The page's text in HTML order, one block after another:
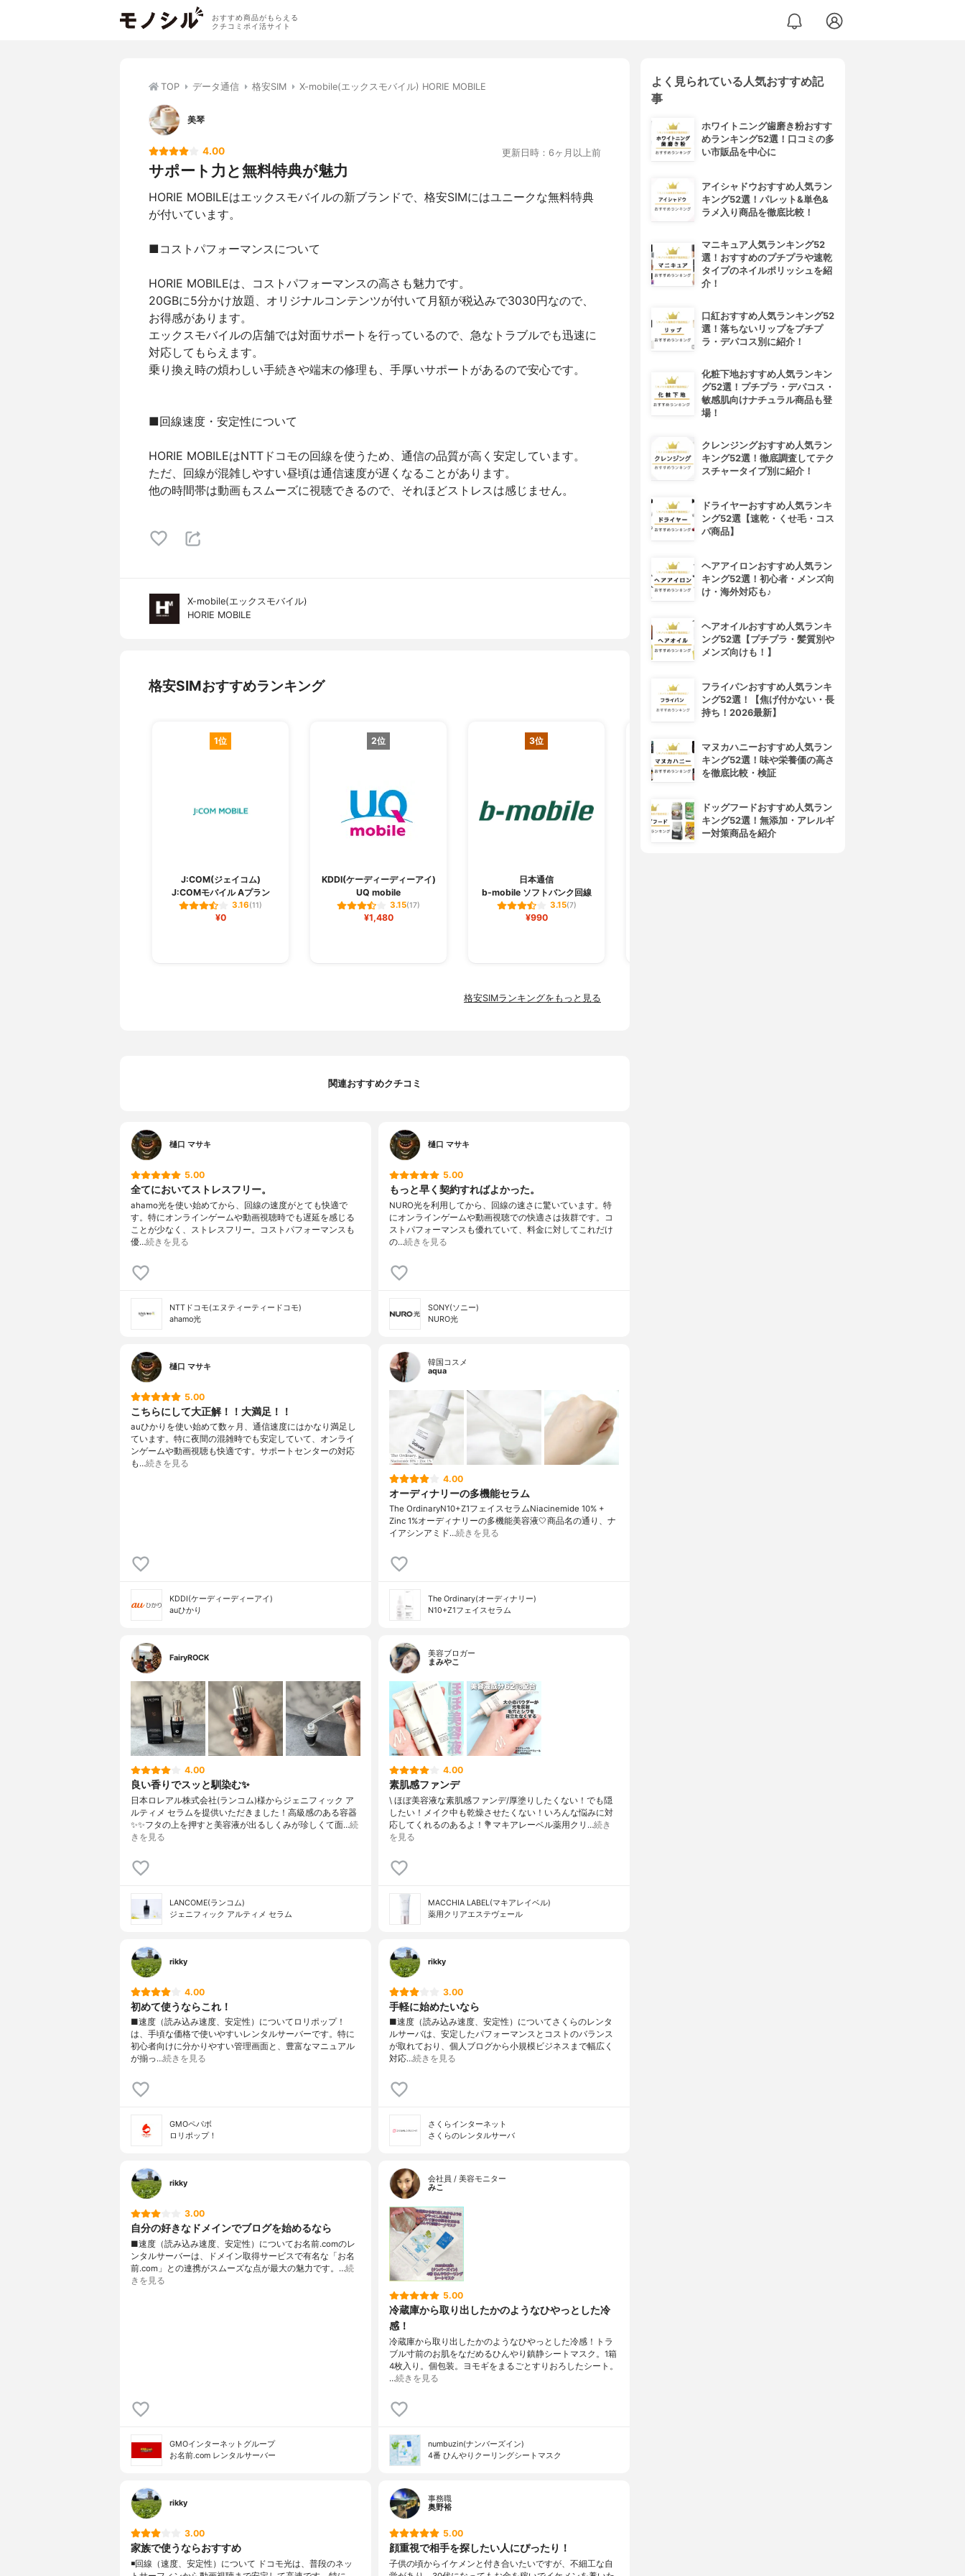
おすすめ商品がもらえる
クチコミポイ活サイト
TOP データ通信 格安SIM X-mobile(エックスモバイル) HORIE MOBILE
美琴
4.00 更新日時：6ヶ月以上前
サポート力と無料特典が魅力
HORIE MOBILEはエックスモバイルの新ブランドで、格安SIMにはユニークな無料特典
が付いています。
■コストパフォーマンスについて
HORIE MOBILEは、コストパフォーマンスの高さも魅力です。
20GBに5分かけ放題、オリジナルコンテンツが付いて月額が税込みで3030円なので、
お得感があります。
エックスモバイルの店舗では対面サポートを行っているので、急なトラブルでも迅速に
対応してもらえます。
乗り換え時の煩わしい手続きや端末の修理も、手厚いサポートがあるので安心です。
■回線速度・安定性について
HORIE MOBILEはNTTドコモの回線を使うため、通信の品質が高く安定しています。
ただ、回線が混雑しやすい昼頃は通信速度が遅くなることがあります。
他の時間帯は動画もスムーズに視聴できるので、それほどストレスは感じません。
X-mobile(エックスモバイル)
HORIE MOBILE
格安SIMおすすめランキング
1位
J:COM(ジェイコム)
J:COMモバイル Aプラン
3.16(11)
¥0
2位
KDDI(ケーディーディーアイ)
UQ mobile
3.15(17)
¥1,480
3位
日本通信
b-mobile ソフトバンク回線
3.15(7)
¥990
4位
格安SIMランキングをもっと見る
関連おすすめクチコミ
樋口 マサキ
5.00
全てにおいてストレスフリー。
ahamo光を使い始めてから、回線の速度がとても快適で
す。特にオンラインゲームや動画視聴時でも遅延を感じる
ことが少なく、ストレスフリー。コストパフォーマンスも
優…続きを見る
NTTドコモ(エヌティーティードコモ)
ahamo光
樋口 マサキ
5.00
もっと早く契約すればよかった。
NURO光を利用してから、回線の速さに驚いています。特
にオンラインゲームや動画視聴での快適さは抜群です。コ
ストパフォーマンスも優れていて、料金に対してこれだけ
の…続きを見る
SONY(ソニー)
NURO光
樋口 マサキ
5.00
こちらにして大正解！！大満足！！
auひかりを使い始めて数ヶ月、通信速度にはかなり満足し
ています。特に夜間の混雑時でも安定していて、オンライ
ンゲームや動画視聴も快適です。サポートセンターの対応
も…続きを見る
KDDI(ケーディーディーアイ)
auひかり
韓国コスメ
aqua
4.00
オーディナリーの多機能セラム
The OrdinaryN10+Z1フェイスセラムNiacinemide 10% +
Zinc 1%オーディナリーの多機能美容液🤍商品名の通り、ナ
イアシンアミド…続きを見る
The Ordinary(オーディナリー)
N10+Z1フェイスセラム
FairyROCK
4.00
良い香りでスッと馴染む✨
日本ロレアル株式会社(ランコム)様からジェニフィック ア
ルティメ セラムを提供いただきました！高級感のある容器
✨✨フタの上を押すと美容液が出るしくみが珍しくて面…続
きを見る
LANCOME(ランコム)
ジェニフィック アルティメ セラム
美容ブロガー
まみやこ
4.00
素肌感ファンデ
\ ほぼ美容液な素肌感ファンデ/⁡厚塗りしたくない！でも隠
したい！メイク中も乾燥させたくない！いろんな悩みに対
応してくれるのあるよ！⁡⁡💐マキアレーベル薬用クリ…続き
を見る
MACCHIA LABEL(マキアレイベル)
薬用クリアエステヴェール
rikky
4.00
初めて使うならこれ！
■速度（読み込み速度、安定性）についてロリポップ！
は、手頃な価格で使いやすいレンタルサーバーです。特に
初心者向けに分かりやすい管理画面と、豊富なマニュアル
が揃っ…続きを見る
GMOペパボ
ロリポップ！
rikky
3.00
手軽に始めたいなら
■速度（読み込み速度、安定性）についてさくらのレンタ
ルサーバは、安定したパフォーマンスとコストのバランス
が取れており、個人ブログから小規模ビジネスまで幅広く
対応…続きを見る
さくらインターネット
さくらのレンタルサーバ
rikky
3.00
自分の好きなドメインでブログを始めるなら
■速度（読み込み速度、安定性）についてお名前.comのレ
ンタルサーバーは、ドメイン取得サービスで有名な「お名
前.com」との連携がスムーズな点が最大の魅力です。…続
きを見る
GMOインターネットグループ
お名前.com レンタルサーバー
会社員 / 美容モニター
みこ
5.00
冷蔵庫から取り出したかのようなひやっとした冷
感！
冷蔵庫から取り出したかのようなひやっとした冷感！トラ
ブル寸前のお肌をなだめるひんやり鎮静シートマスク。1箱
4枚入り。個包装。ヨモギをまるごとすりおろしたシート。
…続きを見る
numbuzin(ナンバーズイン)
4番 ひんやりクーリングシートマスク
rikky
3.00
家族で使うならおすすめ
◾️回線（速度、安定性）について ドコモ光は、普段のネッ
事務職
奥野裕
5.00
顔重視で相手を探したい人にぴったり！
子供の頃からイケメンと付き合いたいですが、不細工な自
よく見られている人気おすすめ記
事
ホワイトニング歯磨き粉おすす
めランキング52選！口コミの多
い市販品を中心に
アイシャドウおすすめ人気ラン
キング52選！パレット&単色&
ラメ入り商品を徹底比較！
マニキュア人気ランキング52
選！おすすめのプチプラや速乾
タイプのネイルポリッシュを紹
介！
口紅おすすめ人気ランキング52
選！落ちないリップをプチプ
ラ・デパコス別に紹介！
化粧下地おすすめ人気ランキン
グ52選！プチプラ・デパコス・
敏感肌向けナチュラル商品も登
場！
クレンジングおすすめ人気ラン
キング52選！徹底調査してテク
スチャータイプ別に紹介！
ドライヤーおすすめ人気ランキ
ング52選【速乾・くせ毛・コス
パ商品】
ヘアアイロンおすすめ人気ラン
キング52選！初心者・メンズ向
け・海外対応も♪
ヘアオイルおすすめ人気ランキ
ング52選【プチプラ・髪質別や
メンズ向けも！】
フライパンおすすめ人気ランキ
ング52選！【焦げ付かない・長
持ち！2026最新】
マヌカハニーおすすめ人気ラン
キング52選！味や栄養価の高さ
を徹底比較・検証
ドッグフードおすすめ人気ラン
キング52選！無添加・アレルギ
ー対策商品を紹介